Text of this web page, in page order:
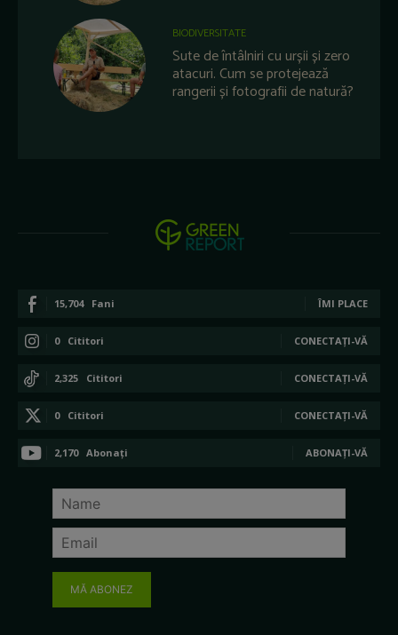
BIODIVERSITATE
Sute de întâlniri cu urșii și zero
atacuri. Cum se protejează
rangerii și fotografii de natură?
15,704 Fani ÎMI PLACE
0 Cititori CONECTAȚI-VĂ
2,325 Cititori CONECTAȚI-VĂ
0 Cititori CONECTAȚI-VĂ
2,170 Abonați ABONAȚI-VĂ
MĂ ABONEZ